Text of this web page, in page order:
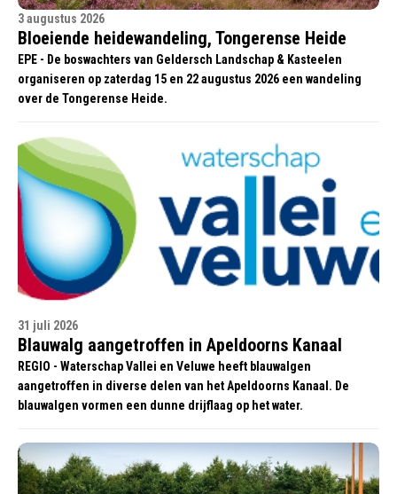
3 augustus 2026
Bloeiende heidewandeling, Tongerense Heide
EPE - De boswachters van Geldersch Landschap & Kasteelen
organiseren op zaterdag 15 en 22 augustus 2026 een wandeling
over de Tongerense Heide.
31 juli 2026
Blauwalg aangetroffen in Apeldoorns Kanaal
REGIO - Waterschap Vallei en Veluwe heeft blauwalgen
aangetroffen in diverse delen van het Apeldoorns Kanaal. De
blauwalgen vormen een dunne drijflaag op het water.